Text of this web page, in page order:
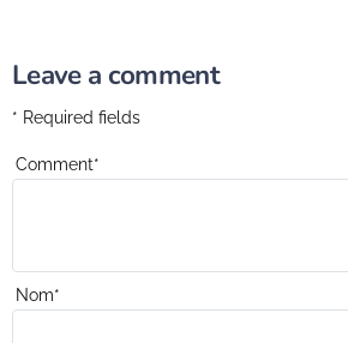
Leave a comment
* Required fields
Comment*
Nom*